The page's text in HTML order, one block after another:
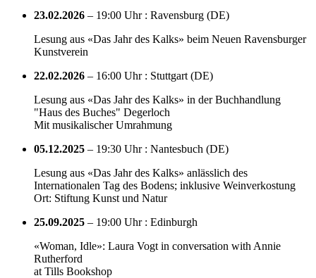
23.02.2026 – 19:00 Uhr : Ravensburg (DE)
Lesung aus «Das Jahr des Kalks» beim Neuen Ravensburger
Kunstverein
22.02.2026 – 16:00 Uhr : Stuttgart (DE)
Lesung aus «Das Jahr des Kalks» in der Buchhandlung
"Haus des Buches" Degerloch
Mit musikalischer Umrahmung
05.12.2025 – 19:30 Uhr : Nantesbuch (DE)
Lesung aus «Das Jahr des Kalks» anlässlich des
Internationalen Tag des Bodens; inklusive Weinverkostung
Ort: Stiftung Kunst und Natur
25.09.2025 – 19:00 Uhr : Edinburgh
«Woman, Idle»: Laura Vogt in conversation with Annie
Rutherford
at Tills Bookshop